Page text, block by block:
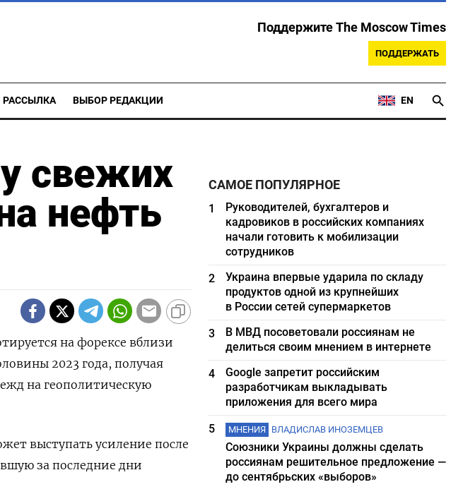
Поддержите The Moscow Times
ПОДДЕРЖАТЬ
РАССЫЛКА ВЫБОР РЕДАКЦИИ EN
свежих
нефть
на форексе вблизи
2023 года, получая
на геополитическую
выступать усиление после
за последние дни
САМОЕ ПОПУЛЯРНОЕ
1
Руководителей, бухгалтеров и
кадровиков в российских компаниях
начали готовить к мобилизации
сотрудников
2
Украина впервые ударила по складу
продуктов одной из крупнейших
в России сетей супермаркетов
3
В МВД посоветовали россиянам не
делиться своим мнением в интернете
4
Google запретит российским
разработчикам выкладывать
приложения для всего мира
5
МНЕНИЯ ВЛАДИСЛАВ ИНОЗЕМЦЕВ
Союзники Украины должны сделать
россиянам решительное предложение —
до сентябрьских «выборов»